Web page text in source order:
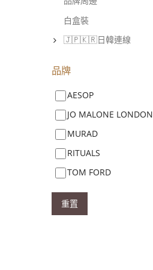
白盒裝
🇯🇵🇰🇷日韓連線
品牌
AESOP
JO MALONE LONDON
MURAD
RITUALS
TOM FORD
重置